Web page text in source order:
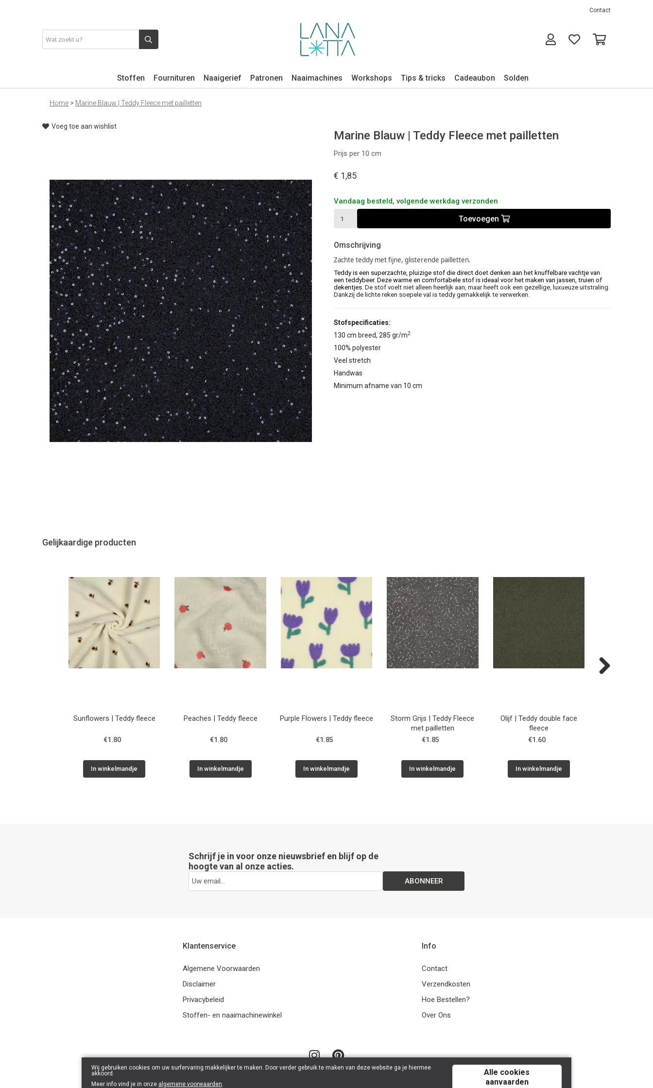
Contact
Stoffen Fournituren Naaigerief Patronen Naaimachines Workshops Tips & tricks Cadeaubon Solden
Home > Marine Blauw | Teddy Fleece met pailletten
Voeg toe aan wishlist
Marine Blauw | Teddy Fleece met pailletten
Prijs per 10 cm
€ 1,85
Vandaag besteld, volgende werkdag verzonden
Toevoegen
Omschrijving
Zachte teddy met fijne, glisterende pailletten.
Teddy is een superzachte, pluizige stof die direct doet denken aan het knuffelbare vachtje van
een teddybeer. Deze warme en comfortabele stof is ideaal voor het maken van jassen, truien of
dekentjes. De stof voelt niet alleen heerlijk aan, maar heeft ook een gezellige, luxueuze uitstraling.
Dankzij de lichte reken soepele val is teddy gemakkelijk te verwerken.
Stofspecificaties:
130 cm breed, 285 gr/m2
100% polyester
Veel stretch
Handwas
Minimum afname van 10 cm
Gelijkaardige producten
Sunflowers | Teddy fleece
€1.80
In winkelmandje
Peaches | Teddy fleece
€1.80
In winkelmandje
Purple Flowers | Teddy fleece
€1.85
In winkelmandje
Storm Grijs | Teddy Fleece
met pailletten
€1.85
In winkelmandje
Olijf | Teddy double face
fleece
€1.60
In winkelmandje
Schrijf je in voor onze nieuwsbrief en blijf op de
hoogte van al onze acties.
ABONNEER
Klantenservice
Algemene Voorwaarden
Disclaimer
Privacybeleid
Stoffen- en naaimachinewinkel
Info
Contact
Verzendkosten
Hoe Bestellen?
Over Ons
Wij gebruiken cookies om uw surfervaring makkelijker te maken. Door verder gebruik te maken van deze website ga je hiermee
akkoord.
Meer info vind je in onze algemene voorwaarden.
Alle cookies
aanvaarden